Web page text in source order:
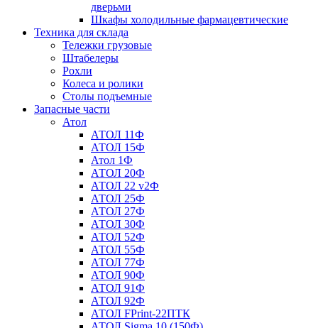
дверьми
Шкафы холодильные фармацевтические
Техника для склада
Тележки грузовые
Штабелеры
Рохли
Колеса и ролики
Столы подъемные
Запасные части
Атол
АТОЛ 11Ф
АТОЛ 15Ф
Атол 1Ф
АТОЛ 20Ф
АТОЛ 22 v2Ф
АТОЛ 25Ф
АТОЛ 27Ф
АТОЛ 30Ф
АТОЛ 52Ф
АТОЛ 55Ф
АТОЛ 77Ф
АТОЛ 90Ф
АТОЛ 91Ф
АТОЛ 92Ф
АТОЛ FPrint-22ПТК